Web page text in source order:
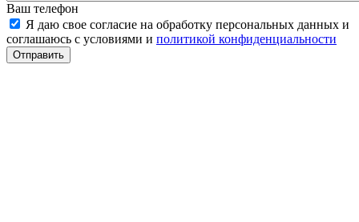
Ваш телефон
Я даю свое согласие на обработку персональных данных и
соглашаюсь с условиями и политикой конфиденциальности
Отправить